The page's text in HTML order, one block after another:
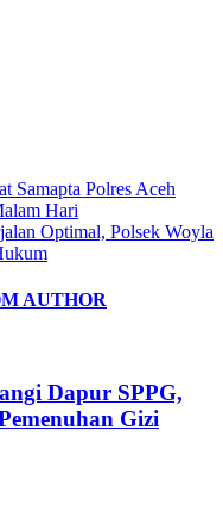
Samapta Polres Aceh
Hari
Optimal, Polsek Woyla
AUTHOR
Dapur SPPG,
Gizi